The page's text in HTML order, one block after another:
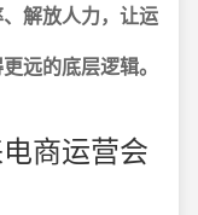
解放人力，让运
远的底层逻辑。
商运营会